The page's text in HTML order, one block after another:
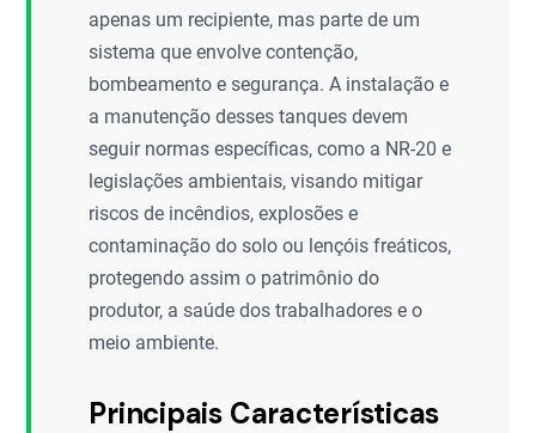
apenas um recipiente, mas parte de um
sistema que envolve contenção,
bombeamento e segurança. A instalação e
a manutenção desses tanques devem
seguir normas específicas, como a NR-20 e
legislações ambientais, visando mitigar
riscos de incêndios, explosões e
contaminação do solo ou lençóis freáticos,
protegendo assim o patrimônio do
produtor, a saúde dos trabalhadores e o
meio ambiente.
Principais Características